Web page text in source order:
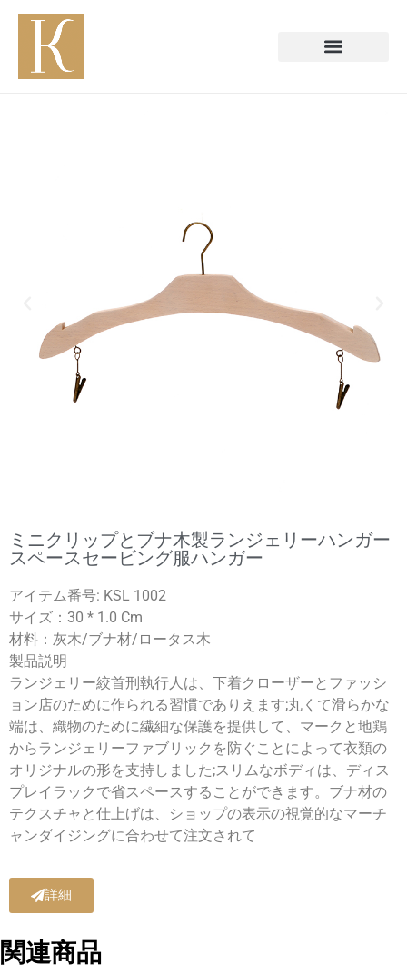
ミニクリップとブナ木製ランジェリーハンガー
スペースセービング服ハンガー
アイテム番号: KSL 1002
サイズ：30 * 1.0 Cm
材料：灰木/ブナ材/ロータス木
製品説明
ランジェリー絞首刑執行人は、下着クローザーとファッシ
ョン店のために作られる習慣でありえます;丸くて滑らかな
端は、織物のために繊細な保護を提供して、マークと地鶏
からランジェリーファブリックを防ぐことによって衣類の
オリジナルの形を支持しました;スリムなボディは、ディス
プレイラックで省スペースすることができます。ブナ材の
テクスチャと仕上げは、ショップの表示の視覚的なマーチ
ャンダイジングに合わせて注文されて
詳細
関連商品